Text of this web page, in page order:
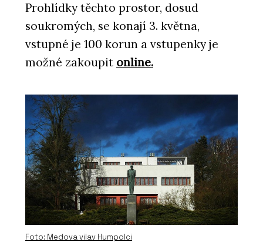
Prohlídky těchto prostor, dosud
soukromých, se konají 3. května,
vstupné je 100 korun a vstupenky je
možné zakoupit online.
Foto: Medova vilav Humpolci